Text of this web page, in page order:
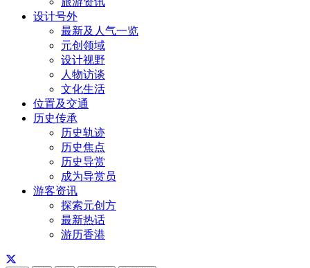
设计号外
最新及人气一览
元创领域
设计视野
人物访谈
文化生活
位置及交通
历史传承
历史轨迹
历史焦点
历史导赏
成为导赏员
游客资讯
探索元创方
最新热话
游历香港